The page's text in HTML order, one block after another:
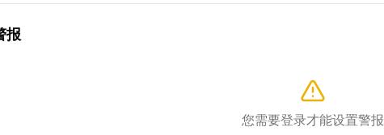
报
您需要登录才能设置警报